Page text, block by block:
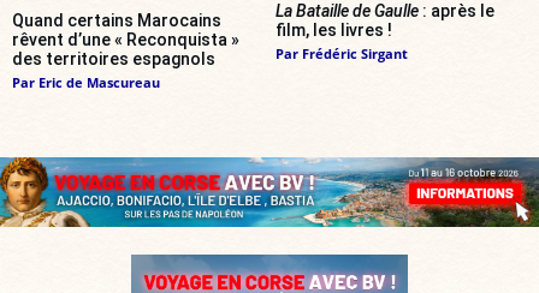
Quand certains Marocains
rêvent d’une « Reconquista »
des territoires espagnols
Par Eric de Mascureau
La Bataille de Gaulle : après le
film, les livres !
Par Frédéric Sirgant